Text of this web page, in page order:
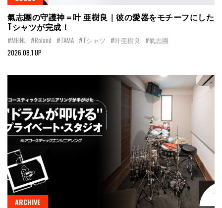
氣志團の守護神＝叶 亜樹良｜彼の愛器をモチーフにした
Tシャツが完成！
#MEINL #Roland #TAMA #Tシャツ #叶亜樹良
#氣志團
2026.08.1 UP
ARCHIVE